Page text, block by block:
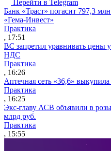
Перейти в Telegram
Банк «Траст» погасит 797,3
«Гема-Инвест»
Практика
, 17:51
ВС запретил уравнивать цены
НДС
Практика
, 16:26
Аптечная сеть «36,6»
Практика
, 16:25
Экс-главу АСВ объявили в
млрд руб.
Практика
, 15:55